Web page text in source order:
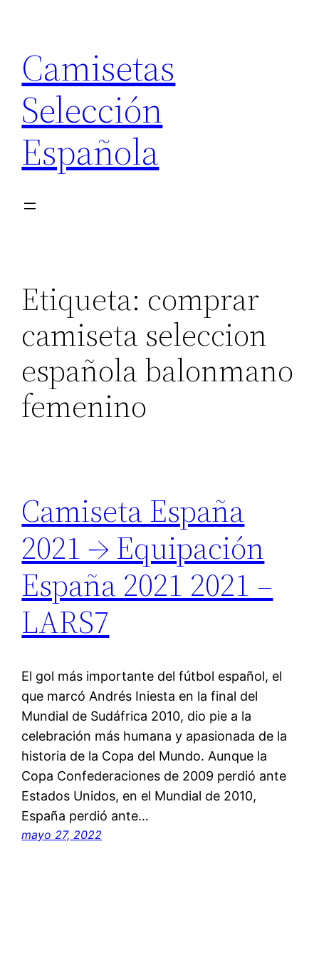
contenido
Camisetas
Selección
Española
Etiqueta: comprar
camiseta seleccion
española balonmano
femenino
Camiseta España
2021 → Equipación
España 2021 2021 –
LARS7
El gol más importante del fútbol español, el
que marcó Andrés Iniesta en la final del
Mundial de Sudáfrica 2010, dio pie a la
celebración más humana y apasionada de la
historia de la Copa del Mundo. Aunque la
Copa Confederaciones de 2009 perdió ante
Estados Unidos, en el Mundial de 2010,
España perdió ante…
mayo 27, 2022